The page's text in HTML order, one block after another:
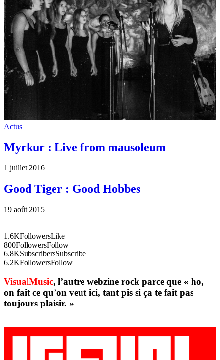
Actus
Myrkur : Live from mausoleum
1 juillet 2016
Good Tiger : Good Hobbes
19 août 2015
1.6KFollowersLike
800FollowersFollow
6.8KSubscribersSubscribe
6.2KFollowersFollow
VisualMusic, l’autre webzine rock parce que « ho,
on fait ce qu’on veut ici, tant pis si ça te fait pas
toujours plaisir. »